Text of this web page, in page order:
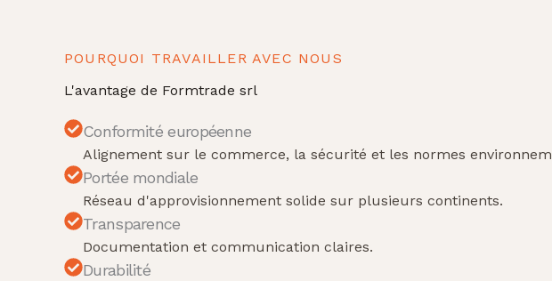
POURQUOI TRAVAILLER AVEC NOUS
L'avantage de Formtrade srl
Conformité européenne
Alignement sur le commerce, la sécurité et les normes
Portée mondiale
Réseau d'approvisionnement solide sur plusieurs continents.
Transparence
Documentation et communication claires.
Durabilité